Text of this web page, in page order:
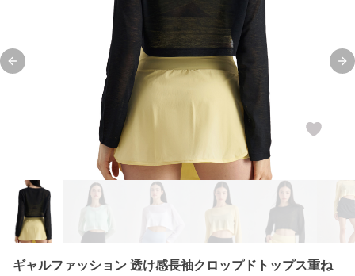
Previous slide
ギャルファッション 透け感長袖クロップドトップス重ね